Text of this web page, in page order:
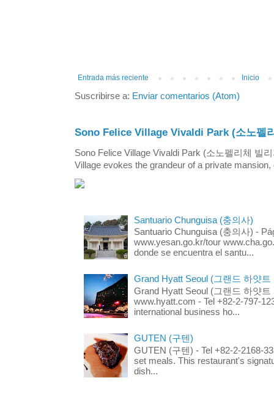
Entrada más reciente Inicio
Suscribirse a: Enviar comentarios (Atom)
Sono Felice Village Vivaldi Park (소노펠
Sono Felice Village Vivaldi Park (소노펠리체 빌
Village evokes the grandeur of a private
Santuario Chunguisa (충의사)
Santuario Chunguisa (충의사) -
www.yesan.go.kr/tour
donde se encuentra el santu...
Grand Hyatt Seoul (그랜드 하얏트
Grand Hyatt Seoul (그랜드 하얏트
www.hyatt.com - Tel +82-2-797-
international business ho...
GUTEN (구텐)
GUTEN (구텐) - Tel +82-2-2168-
set meals. This restaurant's
dish...